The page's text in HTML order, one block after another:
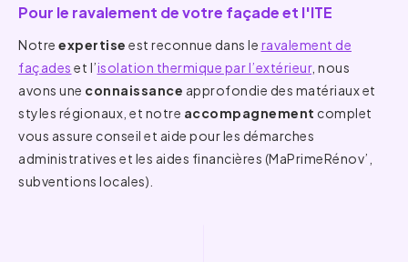
Pour le ravalement de votre façade et l'ITE
Notre expertise est reconnue dans le ravalement de
façades et l’isolation thermique par l’extérieur, nous
avons une connaissance approfondie des matériaux et
styles régionaux, et notre accompagnement complet
vous assure conseil et aide pour les démarches
administratives et les aides financières (MaPrimeRénov’,
subventions locales).